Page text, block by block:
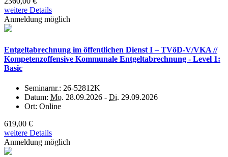
weitere Details
Anmeldung möglich
Entgeltabrechnung im öffentlichen Dienst I – TVöD-V/VKA //
Kompetenzoffensive Kommunale Entgeltabrechnung - Level 1:
Basic
Seminarnr.: 26-52812K
Datum: Mo. 28.09.2026 - Di. 29.09.2026
Ort: Online
619,00 €
weitere Details
Anmeldung möglich